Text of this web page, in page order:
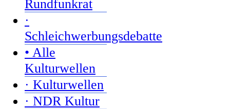
Rundfunkrat
·
Schleichwerbungsdebatte
• Alle
Kulturwellen
· Kulturwellen
· NDR Kultur